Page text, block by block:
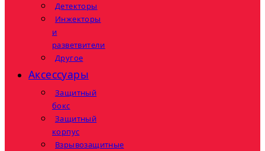
Детекторы
Инжекторы
и
разветвители
Другое
Аксессуары
Защитный
бокс
Защитный
корпус
Взрывозащитные